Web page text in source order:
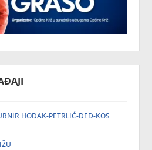
HODAK-PETRLIĆ-DED-KOS